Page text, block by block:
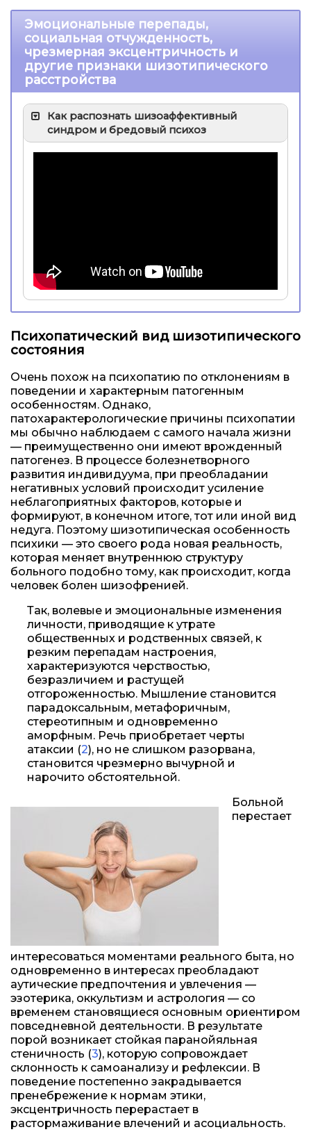
Эмоциональные перепады,
социальная отчужденность,
чрезмерная эксцентричность и
другие признаки шизотипического
расстройства
Как распознать шизоаффективный
синдром и бредовый психоз
Психопатический вид шизотипического
состояния
Очень похож на психопатию по отклонениям в
поведении и характерным патогенным
особенностям. Однако,
патохарактерологические причины психопатии
мы обычно наблюдаем с самого начала жизни
— преимущественно они имеют врожденный
патогенез. В процессе болезнетворного
развития индивидуума, при преобладании
негативных условий происходит усиление
неблагоприятных факторов, которые и
формируют, в конечном итоге, тот или иной вид
недуга. Поэтому шизотипическая особенность
психики — это своего рода новая реальность,
которая меняет внутреннюю структуру
больного подобно тому, как происходит, когда
человек болен шизофренией.
Так, волевые и эмоциональные изменения
личности, приводящие к утрате
общественных и родственных связей, к
резким перепадам настроения,
характеризуются черствостью,
безразличием и растущей
отгороженностью. Мышление становится
парадоксальным, метафоричным,
стереотипным и одновременно
аморфным. Речь приобретает черты
атаксии (2), но не слишком разорвана,
становится чрезмерно вычурной и
нарочито обстоятельной.
Больной
перестает
интересоваться моментами реального быта, но
одновременно в интересах преобладают
аутические предпочтения и увлечения —
эзотерика, оккультизм и астрология — со
временем становящиеся основным ориентиром
повседневной деятельности. В результате
порой возникает стойкая паранойяльная
стеничность (3), которую сопровождает
склонность к самоанализу и рефлексии. В
поведение постепенно закрадывается
пренебрежение к нормам этики,
эксцентричность перерастает в
растормаживание влечений и асоциальность.